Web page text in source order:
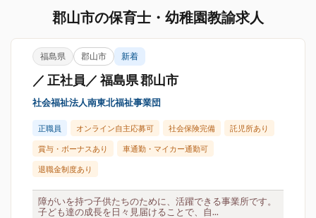
郡山市の保育士・幼稚園教諭求人
福島県 郡山市 新着
／ 正社員／ 福島県 郡山市
社会福祉法人南東北福祉事業団
正職員 オンライン自主応募可 社会保険完備 託児所あり
賞与・ボーナスあり 車通勤・マイカー通勤可
退職金制度あり
障がいを持つ子供たちのために、活躍できる事業所です。
子ども達の成長を日々見届けることで、自...